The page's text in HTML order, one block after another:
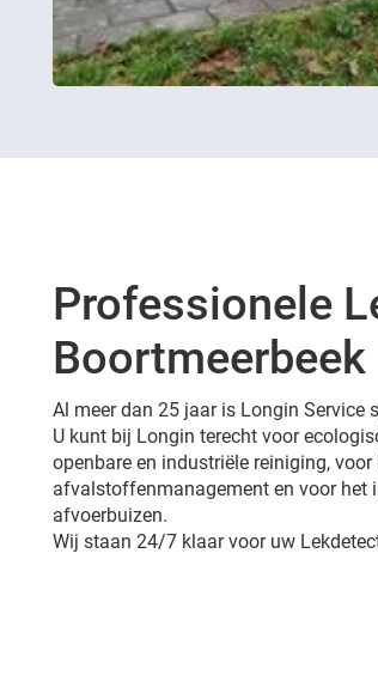
Professionele
Boortmeerbeek
Al meer dan 25 jaar is Longin Service
U kunt bij Longin terecht voor
openbare en industriële reiniging,
afvalstoffenmanagement en voor het
afvoerbuizen.
Wij staan 24/7 klaar voor uw